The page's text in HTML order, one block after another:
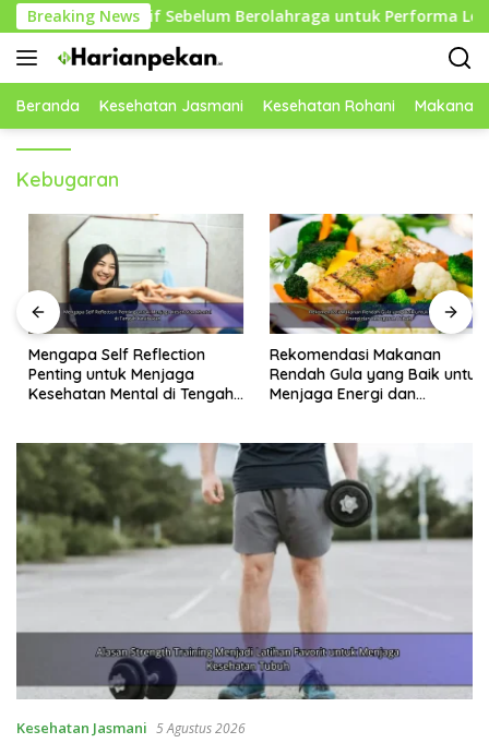
Langsung
ke
konten
Breaking News
Efektif Sebelum Berolahraga untuk Performa Lebih Optimal
Beranda Kesehatan Jasmani Kesehatan Rohani Makanan
Kebugaran
Mengapa Self Reflection
Penting untuk Menjaga
Kesehatan Mental di Tengah
Rekomendasi Makanan
Rendah Gula yang Baik untuk
Menjaga Energi dan
Kesehatan Jasmani 5 Agustus 2026